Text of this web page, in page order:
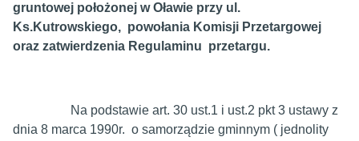
gruntowej położonej w Oławie przy ul.
Ks.Kutrowskiego, powołania Komisji Przetargowej
oraz zatwierdzenia Regulaminu przetargu.
Na podstawie art. 30 ust.1 i ust.2 pkt 3 ustawy z
dnia 8 marca 1990r. o samorządzie gminnym ( jednolity